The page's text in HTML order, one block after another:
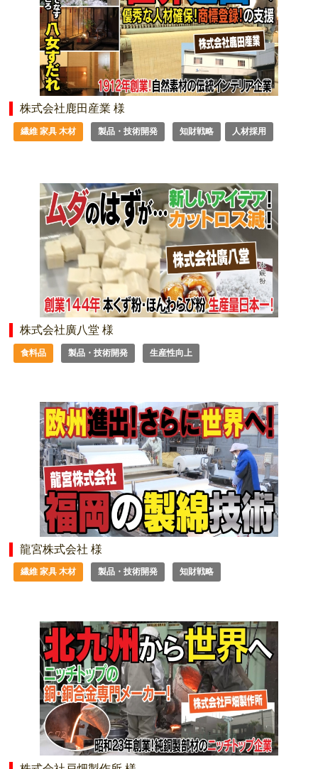
株式会社鹿田産業 様
繊維 家具 木材 製品・技術開発 知財戦略 人材採用
株式会社廣八堂 様
食料品 製品・技術開発 生産性向上
龍宮株式会社 様
繊維 家具 木材 製品・技術開発 知財戦略